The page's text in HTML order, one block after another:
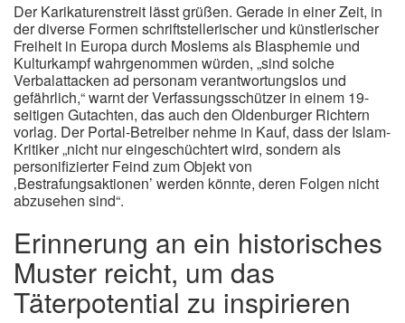
Der Karikaturenstreit lässt grüßen. Gerade in einer Zeit, in
der diverse Formen schriftstellerischer und künstlerischer
Freiheit in Europa durch Moslems als Blasphemie und
Kulturkampf wahrgenommen würden, „sind solche
Verbalattacken ad personam verantwortungslos und
gefährlich,“ warnt der Verfassungsschützer in einem 19-
seitigen Gutachten, das auch den Oldenburger Richtern
vorlag. Der Portal-Betreiber nehme in Kauf, dass der Islam-
Kritiker „nicht nur eingeschüchtert wird, sondern als
personifizierter Feind zum Objekt von
‚Bestrafungsaktionen’ werden könnte, deren Folgen nicht
abzusehen sind“.
Erinnerung an ein historisches
Muster reicht, um das
Täterpotential zu inspirieren